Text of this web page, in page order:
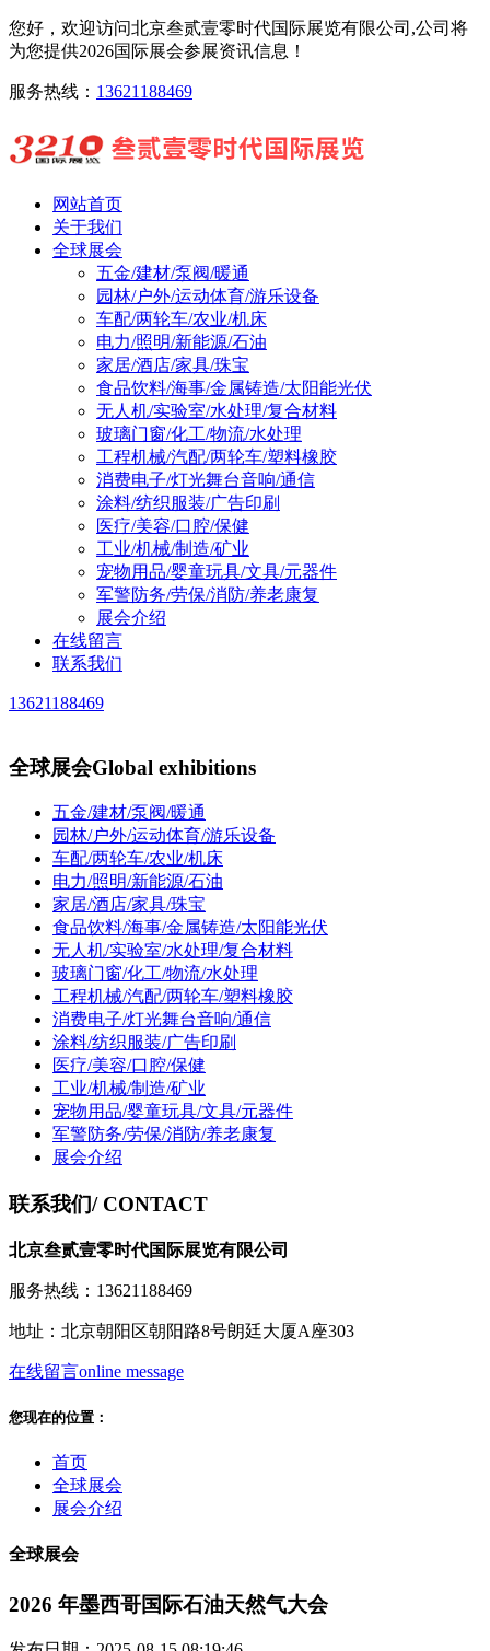
您好，欢迎访问北京叁贰壹零时代国际展览有限公司,公司将
为您提供2026国际展会参展资讯信息！
服务热线： 13621188469
网站首页
关于我们
全球展会
五金/建材/泵阀/暖通
园林/户外/运动体育/游乐设备
车配/两轮车/农业/机床
电力/照明/新能源/石油
家居/酒店/家具/珠宝
食品饮料/海事/金属铸造/太阳能光伏
无人机/实验室/水处理/复合材料
玻璃门窗/化工/物流/水处理
工程机械/汽配/两轮车/塑料橡胶
消费电子/灯光舞台音响/通信
涂料/纺织服装/广告印刷
医疗/美容/口腔/保健
工业/机械/制造/矿业
宠物用品/婴童玩具/文具/元器件
军警防务/劳保/消防/养老康复
展会介绍
在线留言
联系我们
13621188469
全球展会Global exhibitions
五金/建材/泵阀/暖通
园林/户外/运动体育/游乐设备
车配/两轮车/农业/机床
电力/照明/新能源/石油
家居/酒店/家具/珠宝
食品饮料/海事/金属铸造/太阳能光伏
无人机/实验室/水处理/复合材料
玻璃门窗/化工/物流/水处理
工程机械/汽配/两轮车/塑料橡胶
消费电子/灯光舞台音响/通信
涂料/纺织服装/广告印刷
医疗/美容/口腔/保健
工业/机械/制造/矿业
宠物用品/婴童玩具/文具/元器件
军警防务/劳保/消防/养老康复
展会介绍
联系我们/ CONTACT
北京叁贰壹零时代国际展览有限公司
服务热线：13621188469
地址：北京朝阳区朝阳路8号朗廷大厦A座303
在线留言online message
您现在的位置：
首页
全球展会
展会介绍
全球展会
2026 年墨西哥国际石油天然气大会